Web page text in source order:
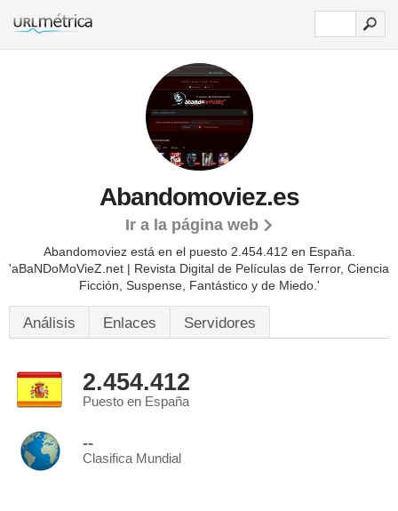
Abandomoviez.es
Ir a la página web
Abandomoviez está en el puesto 2.454.412 en España.
'aBaNDoMoVieZ.net | Revista Digital de Películas de Terror, Ciencia
Ficción, Suspense, Fantástico y de Miedo.'
Análisis Enlaces Servidores
2.454.412
Puesto en España
--
Clasifica Mundial